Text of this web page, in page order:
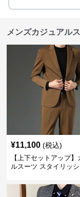
メンズカジュアル
¥11,100 (税込)
【上下セットアップ】
ルスーツ スタイリッ